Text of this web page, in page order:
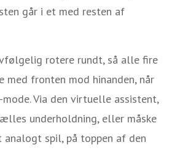
går i et med resten af
rotere rundt, så alle fire
med fronten mod hinanden, når
Via den virtuelle assistent,
underholdning, eller måske
spil, på toppen af den